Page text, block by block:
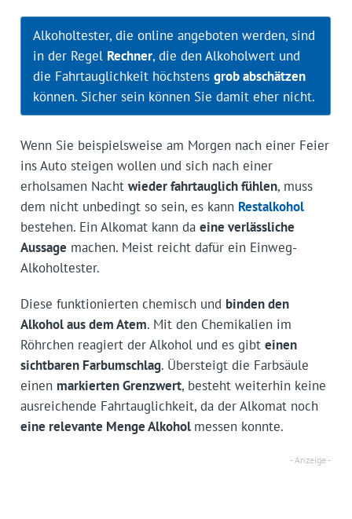
Alkoholtester, die online angeboten werden, sind
in der Regel Rechner, die den Alkoholwert und
die Fahrtauglichkeit höchstens grob abschätzen
können. Sicher sein können Sie damit eher nicht.
Wenn Sie beispielsweise am Morgen nach einer Feier
ins Auto steigen wollen und sich nach einer
erholsamen Nacht wieder fahrtauglich fühlen, muss
dem nicht unbedingt so sein, es kann Restalkohol
bestehen. Ein Alkomat kann da eine verlässliche
Aussage machen. Meist reicht dafür ein Einweg-
Alkoholtester.
Diese funktionierten chemisch und binden den
Alkohol aus dem Atem. Mit den Chemikalien im
Röhrchen reagiert der Alkohol und es gibt einen
sichtbaren Farbumschlag. Übersteigt die Farbsäule
einen markierten Grenzwert, besteht weiterhin keine
ausreichende Fahrtauglichkeit, da der Alkomat noch
eine relevante Menge Alkohol messen konnte.